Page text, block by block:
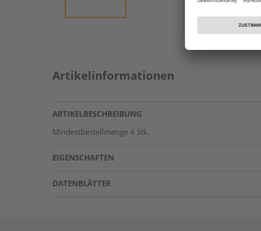
Artikelinformationen
ARTIKELBESCHREIBUNG
Mindestbestellmenge 4 Stk.
EIGENSCHAFTEN
DATENBLÄTTER